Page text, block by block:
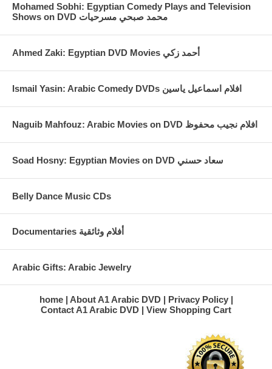
Mohamed Sobhi: Egyptian Comedy Plays and Television
Shows on DVD محمد صبحي مسرحيات
Ahmed Zaki: Egyptian DVD Movies أحمد زكي
Ismail Yasin: Arabic Comedy DVDs افلام اسماعيل ياسين
Naguib Mahfouz: Arabic Movies on DVD افلام نجيب محفوظ
Soad Hosny: Egyptian Movies on DVD سعاد حسني
Belly Dance Music CDs
Documentaries أفلام وثائقية
Arabic Gifts: Arabic Jewelry
home About A1 Arabic DVD
Privacy Policy
Contact A1 Arabic DVD
View Shopping Cart